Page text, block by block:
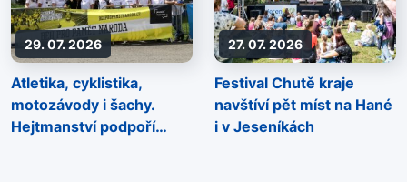
29. 07. 2026
Atletika, cyklistika,
motozávody i šachy.
Hejtmanství podpoří
27. 07. 2026
Festival Chutě kraje
navštíví pět míst na Hané
i v Jeseníkách